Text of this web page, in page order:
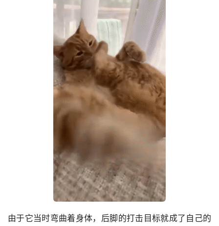
由于它当时弯曲着身体，后脚的打击目标就成了自己的